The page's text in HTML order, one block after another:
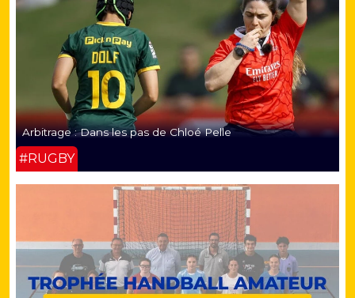
Arbitrage : Dans les pas de Chloé Pelle
#RUGBY